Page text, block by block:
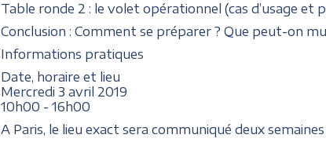
Table ronde 2 : le volet opérationnel (cas d’usage et
Conclusion : Comment se préparer ? Que peut-on
Informations pratiques
Date, horaire et lieu
Mercredi 3 avril 2019
10h00 - 16h00
A Paris, le lieu exact sera communiqué deux